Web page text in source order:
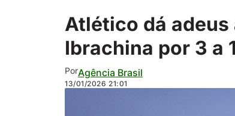
Atlético dá adeus
Ibrachina por 3 a 1
PorAgência Brasil
13/01/2026 21:01